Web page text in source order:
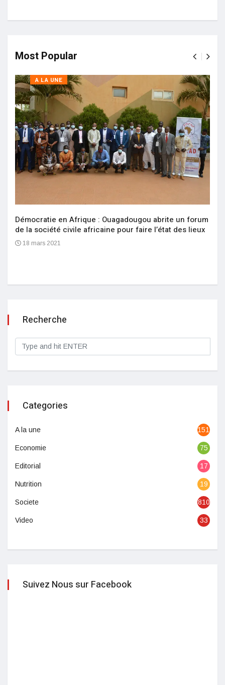
Most Popular
A LA UNE
Démocratie en Afrique : Ouagadougou abrite un forum
de la société civile africaine pour faire l’état des lieux
18 mars 2021
Recherche
Categories
A la une 1513
Economie 75
Editorial 17
Nutrition 19
Societe 810
Video 33
Suivez Nous sur Facebook